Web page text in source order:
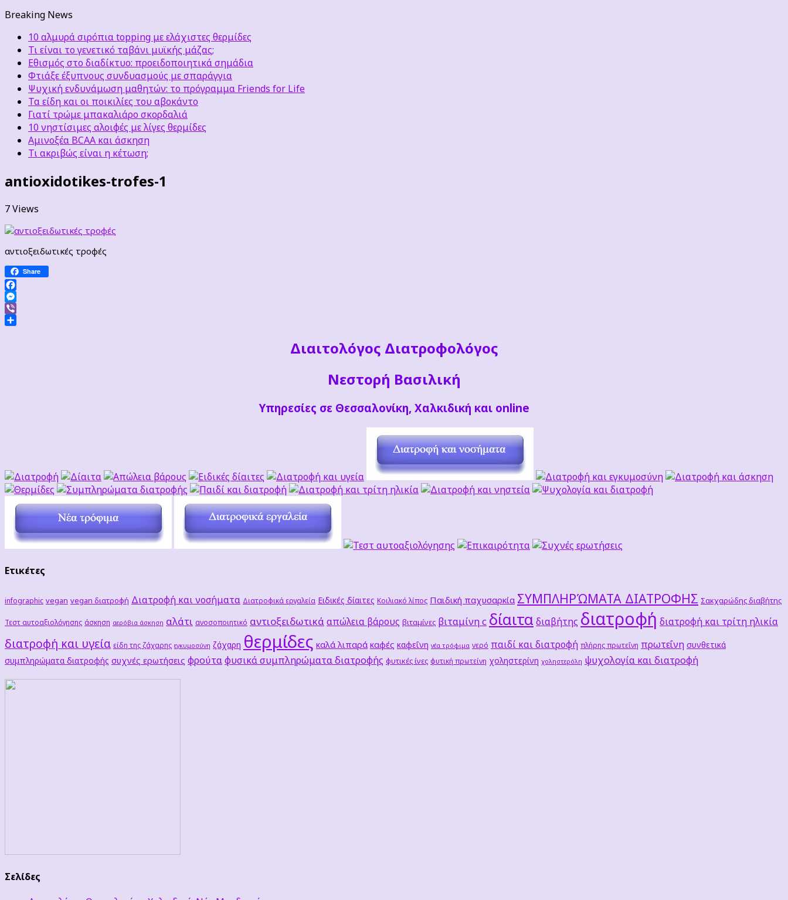
Breaking News
10 αλμυρά σιρόπια topping με ελάχιστες θερμίδες
Τι είναι το γενετικό ταβάνι μυϊκής μάζας;
Εθισμός στο διαδίκτυο: προειδοποιητικά σημάδια
Φτιάξε έξυπνους συνδυασμούς με σπαράγγια
Ψυχική ενδυνάμωση μαθητών: το πρόγραμμα Friends for Life
Τα είδη και οι ποικιλίες του αβοκάντο
Γιατί τρώμε μπακαλιάρο σκορδαλιά
10 νηστίσιμες αλοιφές με λίγες θερμίδες
Αμινοξέα BCAA και άσκηση
Τι ακριβώς είναι η κέτωση;
antioxidotikes-trofes-1
7 Views
αντιοξειδωτικές τροφές
Share
Facebook
Messenger
Viber
Διαιτoλόγος Διατροφολόγος
Νεστορή Βασιλική
Υπηρεσίες σε Θεσσαλονίκη, Χαλκιδική και online
Ετικέτες
infographic vegan vegan διατροφή Διατροφή και νοσήματα Διατροφικά εργαλεία Ειδικές δίαιτες Κοιλιακό λίπος Παιδική παχυσαρκία ΣΥΜΠΛΗΡΏΜΑΤΑ ΔΙΑΤΡΟΦΗΣ Σακχαρώδης διαβήτης
Τεστ αυτοαξιολόγησης άσκηση αερόβια άσκηση αλάτι ανοσοποιητικό αντιοξειδωτικά απώλεια βάρους βιταμίνες βιταμίνη c δίαιτα διαβήτης διατροφή διατροφή και τρίτη ηλικία
διατροφή και υγεία είδη της ζάχαρης εγκυμοσύνη ζάχαρη θερμίδες καλά λιπαρά καφές καφεΐνη νέα τρόφιμα νερό παιδί και διατροφή πλήρης πρωτεΐνη πρωτεΐνη συνθετικά
συμπληρώματα διατροφής συχνές ερωτήσεις φρούταφυσικά συμπληρώματα διατροφής φυτικές ίνες φυτική πρωτείνη χοληστερίνη χοληστερόλη ψυχολογία και διατροφή
Σελίδες